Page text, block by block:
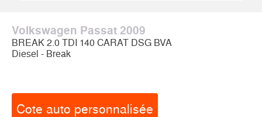
Volkswagen Passat 2009
BREAK 2.0 TDI 140 CARAT DSG BVA
Diesel - Break
Cote auto personnalisée